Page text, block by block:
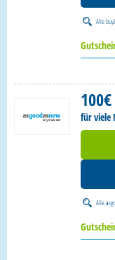
Alle
für viele
Alle